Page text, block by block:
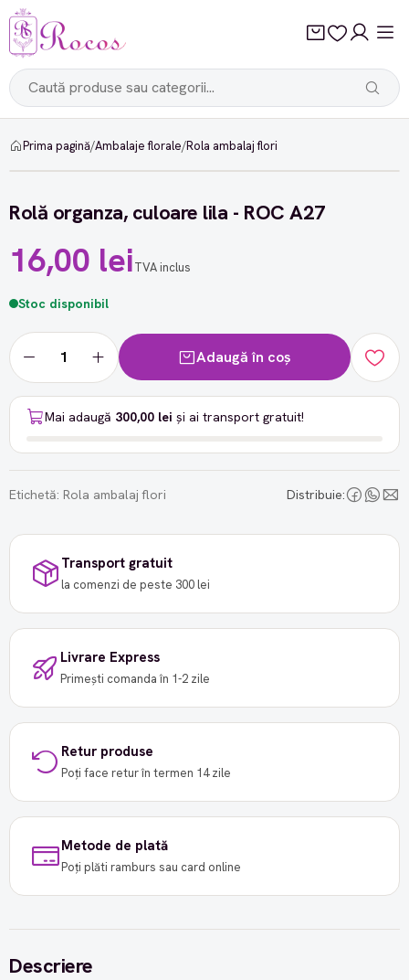
Prima pagină/Ambalaje florale/Rola ambalaj flori
Rolă organza, culoare lila - ROC A27
16,00 leiTVA inclus
Stoc disponibil
Adaugă în coș
Mai adaugă 300,00 lei și ai transport gratuit!
Etichetă: Rola ambalaj flori Distribuie:
Transport gratuit
la comenzi de peste 300 lei
Livrare Express
Primești comanda în 1-2 zile
Retur produse
Poți face retur în termen 14 zile
Metode de plată
Poți plăti ramburs sau card online
Descriere